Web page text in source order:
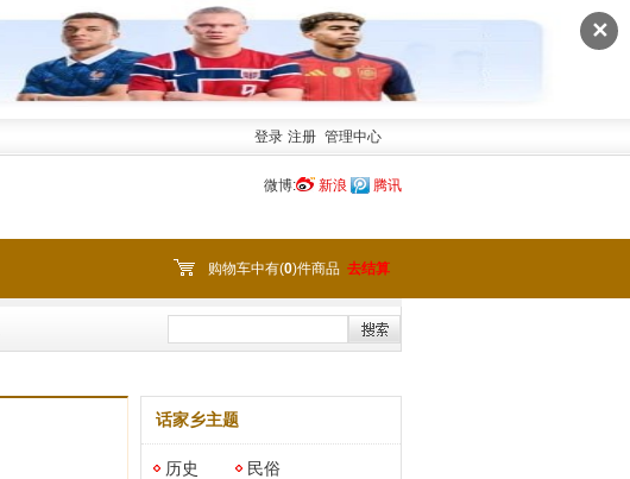
✕
登录 注册 管理中心
微博: 新浪 腾讯
购物车中有(0)件商品 去结算
话家乡主题
历史
民俗